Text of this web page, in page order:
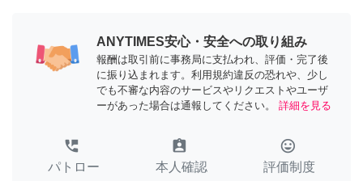
ANYTIMES安心・安全への取り組み
報酬は取引前に事務局に支払われ、評価・完了後
に振り込まれます。利用規約違反の恐れや、少し
でも不審な内容のサービスやリクエストやユーザ
ーがあった場合は通報してください。
詳細を見る
perm_phone_msg
パトロー
assignment_ind
本人確認
tag_faces
評価制度